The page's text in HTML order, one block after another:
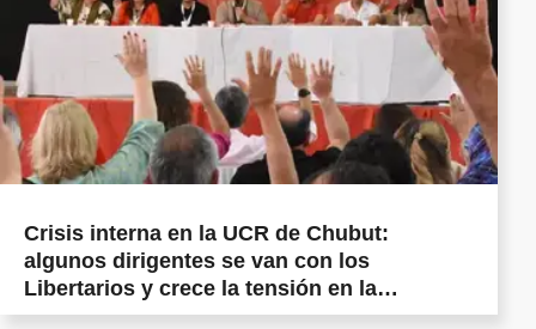
Crisis interna en la UCR de Chubut:
algunos dirigentes se van con los
Libertarios y crece la tensión en la
militancia cordillerana